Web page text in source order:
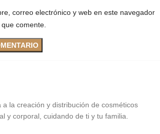
correo electrónico y web en este navegador
comente.
la creación y distribución de cosméticos
y corporal, cuidando de ti y tu familia.